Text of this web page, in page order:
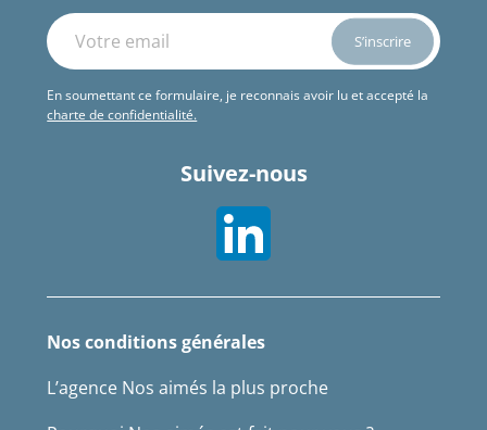
En soumettant ce formulaire, je reconnais avoir lu et accepté la
charte de confidentialité.
Suivez-nous
Nos conditions générales
L’agence Nos aimés la plus proche